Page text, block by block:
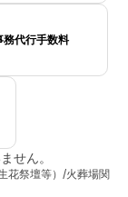
務代行手数料
せん。
花祭壇等）/火葬場関